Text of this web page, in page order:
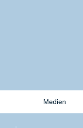
Medien